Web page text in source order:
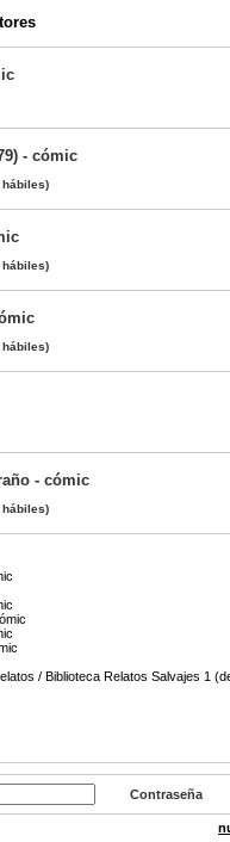
- cómic
hábiles)
hábiles)
hábiles)
- cómic
hábiles)
/ Biblioteca Relatos Salvajes 1
Contraseña